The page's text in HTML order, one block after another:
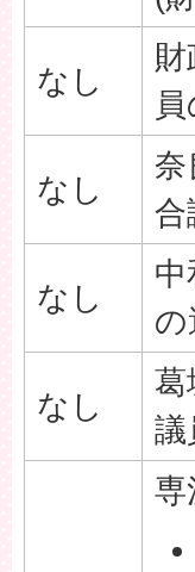
なし
なし
奈
合
なし
中
の
なし
葛
議
専